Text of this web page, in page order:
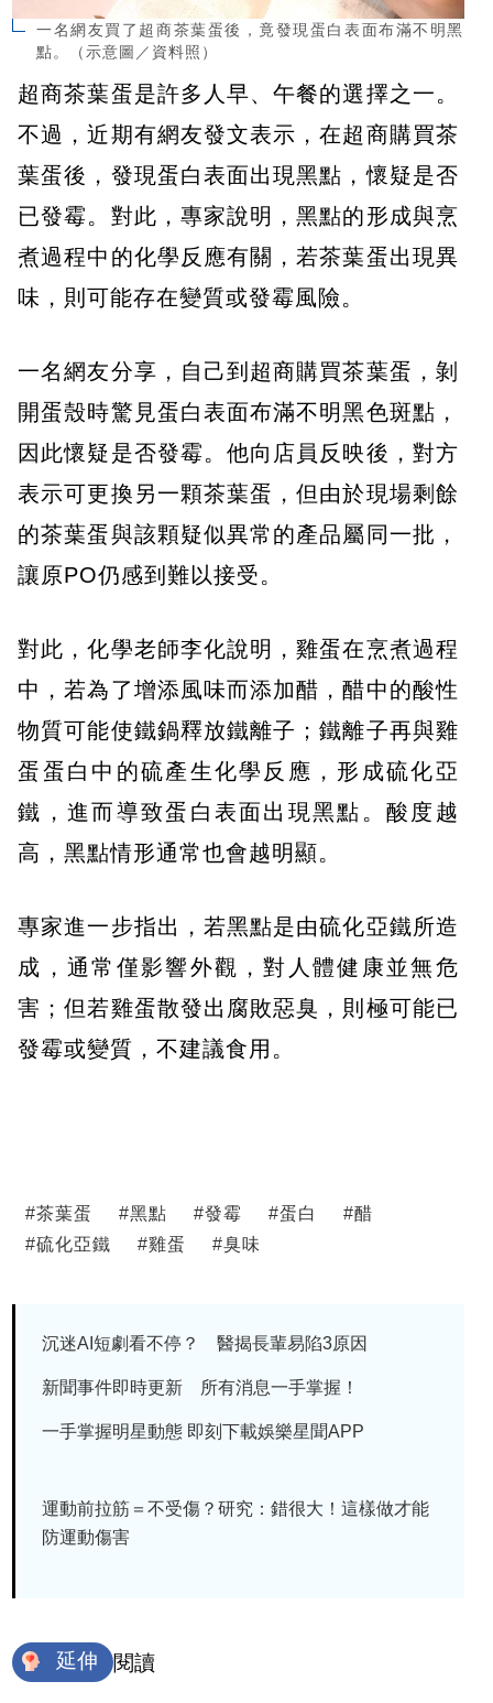
一名網友買了超商茶葉蛋後，竟發現蛋白表面布滿不明黑
點。（示意圖／資料照）
超商茶葉蛋是許多人早、午餐的選擇之一。
不過，近期有網友發文表示，在超商購買茶
葉蛋後，發現蛋白表面出現黑點，懷疑是否
已發霉。對此，專家說明，黑點的形成與烹
煮過程中的化學反應有關，若茶葉蛋出現異
味，則可能存在變質或發霉風險。
一名網友分享，自己到超商購買茶葉蛋，剝
開蛋殼時驚見蛋白表面布滿不明黑色斑點，
因此懷疑是否發霉。他向店員反映後，對方
表示可更換另一顆茶葉蛋，但由於現場剩餘
的茶葉蛋與該顆疑似異常的產品屬同一批，
讓原PO仍感到難以接受。
對此，化學老師李化說明，雞蛋在烹煮過程
中，若為了增添風味而添加醋，醋中的酸性
物質可能使鐵鍋釋放鐵離子；鐵離子再與雞
蛋蛋白中的硫產生化學反應，形成硫化亞
鐵，進而導致蛋白表面出現黑點。酸度越
高，黑點情形通常也會越明顯。
專家進一步指出，若黑點是由硫化亞鐵所造
成，通常僅影響外觀，對人體健康並無危
害；但若雞蛋散發出腐敗惡臭，則極可能已
發霉或變質，不建議食用。
#茶葉蛋 #黑點 #發霉 #蛋白 #醋
#硫化亞鐵 #雞蛋 #臭味
沉迷AI短劇看不停？ 醫揭長輩易陷3原因
新聞事件即時更新 所有消息一手掌握！
一手掌握明星動態 即刻下載娛樂星聞APP
運動前拉筋＝不受傷？研究：錯很大！這樣做才能
防運動傷害
延伸 閱讀